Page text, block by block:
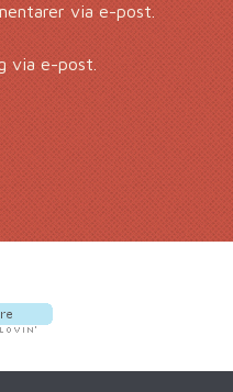
via e-post.
via e-post.